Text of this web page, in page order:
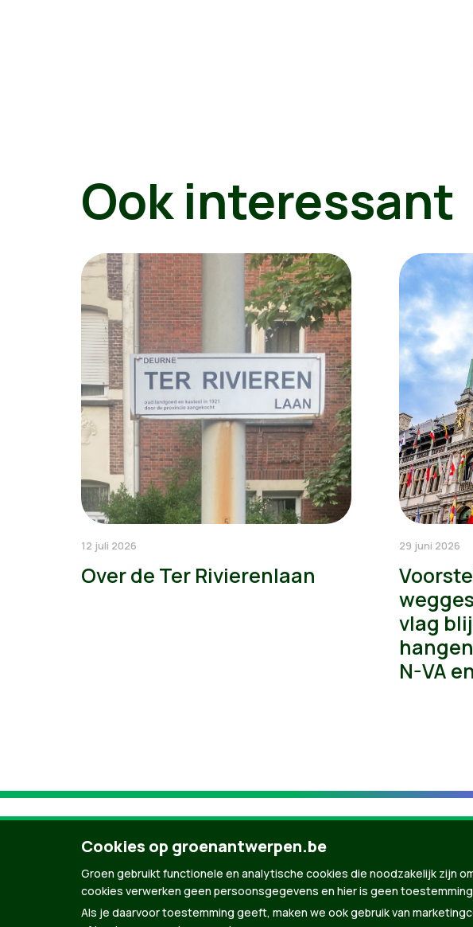
Ook interessant
12 juli 2026
Over de Ter Rivierenlaan
29 juni 2026
vlag
N-VA
Cookies op groenantwerpen.be
Groen gebruikt functionele en analytische cookies die noodzakelijk zijn
cookies verwerken geen persoonsgegevens en hier is geen
Als je daarvoor toestemming geeft, maken we ook gebruik van